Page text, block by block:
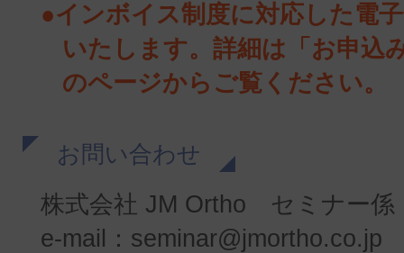
●インボイス制度に対応した電
いたします。詳細は「お申込
のページからご覧ください。
お問い合わせ
株式会社 JM Ortho セミナー
e-mail：